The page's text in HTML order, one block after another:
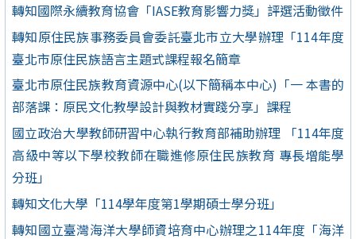
轉知國際永續教育協會「IASE教育影響力獎」評選活動徵件
轉知原住民族事務委員會委託臺北市立大學辦理「114年度
臺北市原住民族語言主題式課程報名簡章
臺北市原住民族教育資源中心(以下簡稱本中心)「一 本書的
部落課：原民文化教學設計與教材實踐分享」課程
國立政治大學教師研習中心執行教育部補助辦理 「114年度
高級中等以下學校教師在職進修原住民族教育 專長增能學
分班」
轉知文化大學「114學年度第1學期碩士學分班」
轉知國立臺灣海洋大學師資培育中心辦理之114年度「海洋